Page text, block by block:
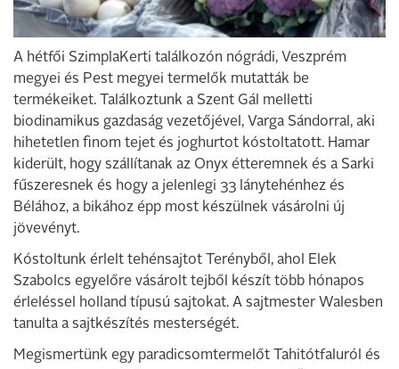
A hétfői SzimplaKerti találkozón nógrádi, Veszprém
megyei és Pest megyei termelők mutatták be
termékeiket. Találkoztunk a Szent Gál melletti
biodinamikus gazdaság vezetőjével, Varga Sándorral, aki
hihetetlen finom tejet és joghurtot kóstoltatott. Hamar
kiderült, hogy szállítanak az Onyx étteremnek és a Sarki
fűszeresnek és hogy a jelenlegi 33 lánytehénhez és
Bélához, a bikához épp most készülnek vásárolni új
jövevényt.
Kóstoltunk érlelt tehénsajtot Terényből, ahol Elek
Szabolcs egyelőre vásárolt tejből készít több hónapos
érleléssel holland típusú sajtokat. A sajtmester Walesben
tanulta a sajtkészítés mesterségét.
Megismertünk egy paradicsomtermelőt Tahitótfaluról és